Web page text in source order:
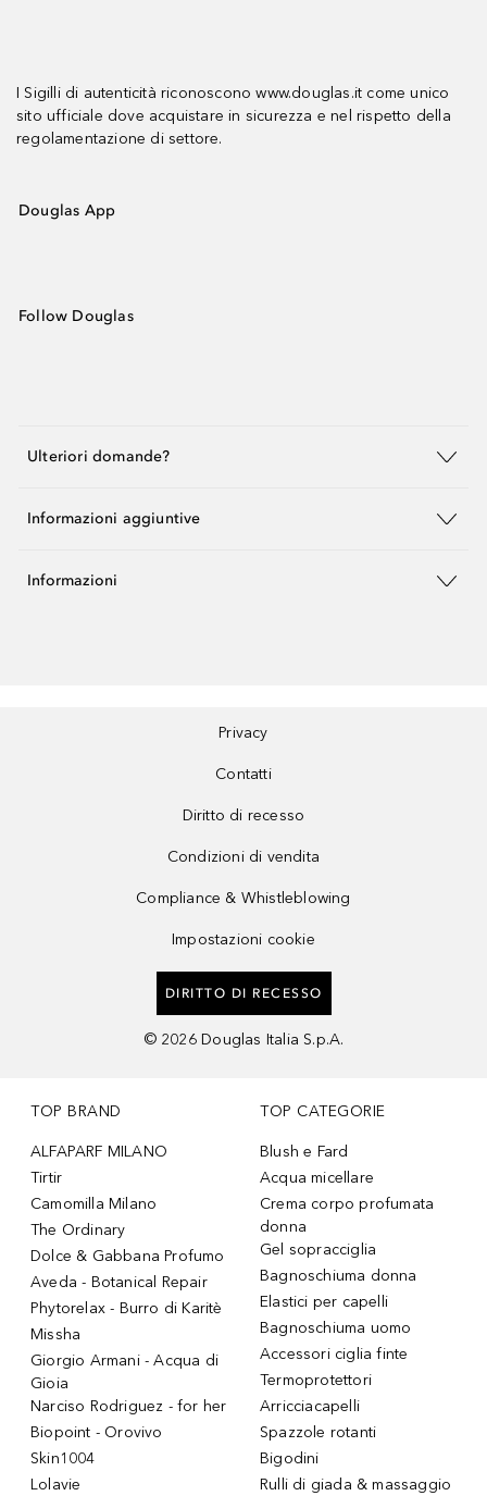
I Sigilli di autenticità riconoscono www.douglas.it come unico
sito ufficiale dove acquistare in sicurezza e nel rispetto della
regolamentazione di settore.
Douglas App
Follow Douglas
Ulteriori domande?
Informazioni aggiuntive
Informazioni
Privacy
Contatti
Diritto di recesso
Condizioni di vendita
Compliance & Whistleblowing
Impostazioni cookie
DIRITTO DI RECESSO
© 2026 Douglas Italia S.p.A.
TOP BRAND
ALFAPARF MILANO
Tirtir
Camomilla Milano
The Ordinary
Dolce & Gabbana Profumo
Aveda - Botanical Repair
Phytorelax - Burro di Karitè
Missha
Giorgio Armani - Acqua di
Gioia
Narciso Rodriguez - for her
Biopoint - Orovivo
Skin1004
Lolavie
TOP CATEGORIE
Blush e Fard
Acqua micellare
Crema corpo profumata
donna
Gel sopracciglia
Bagnoschiuma donna
Elastici per capelli
Bagnoschiuma uomo
Accessori ciglia finte
Termoprotettori
Arricciacapelli
Spazzole rotanti
Bigodini
Rulli di giada & massaggio